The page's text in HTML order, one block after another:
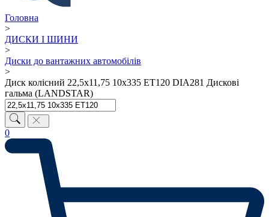
Головна
>
ДИСКИ І ШИНИ
>
Диски до вантажних автомобілів
>
Диск колісний 22,5х11,75 10х335 ET120 DIA281 Дискові
гальма (LANDSTAR)
0